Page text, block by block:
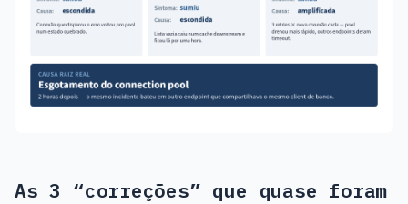
As 3 “correções” que quase foram